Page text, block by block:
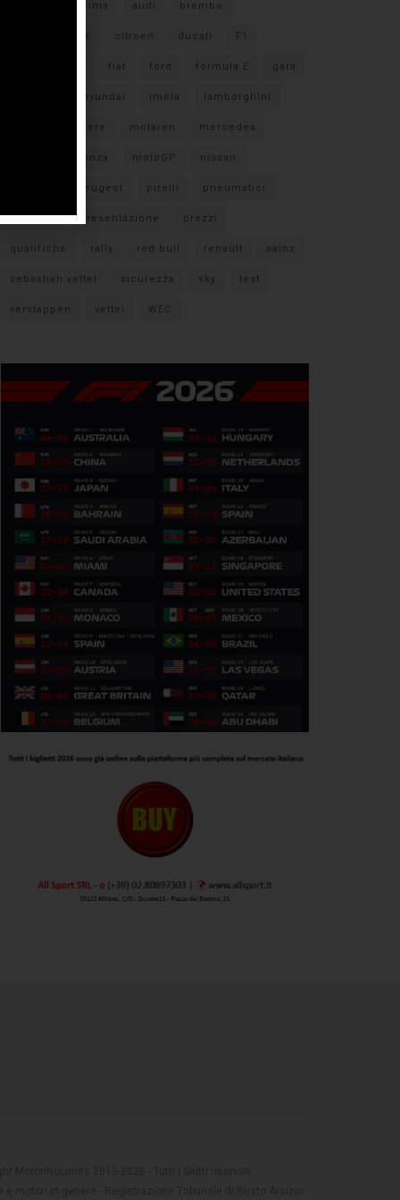
anteprima audi brembo
caratteristiche citroen ducati F1
fiat ford formula E gara
hyundai imola lamborghini
libere mclaren mercedes
monza motoGP nissan
peugeot pirelli pneumatici
porsche presentazione prezzi
qualifiche rally red bull renault sainz
sebastian vettel sicurezza sky test
verstappen vettel WEC